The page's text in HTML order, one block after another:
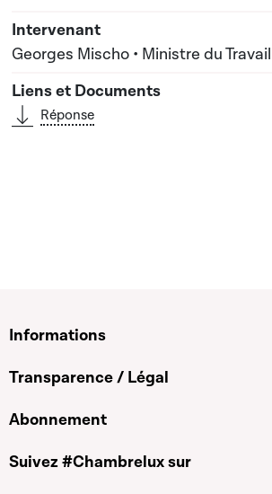
Georges Mischo • Ministre du Travail
Réponse
Informations
Transparence / Légal
Abonnement
Suivez #Chambrelux sur